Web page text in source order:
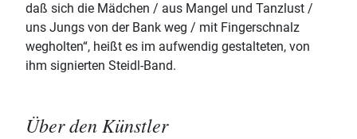
daß sich die Mädchen / aus Mangel und Tanzlust /
uns Jungs von der Bank weg / mit Fingerschnalz
wegholten“, heißt es im aufwendig gestalteten, von
ihm signierten Steidl-Band.
Über den Künstler